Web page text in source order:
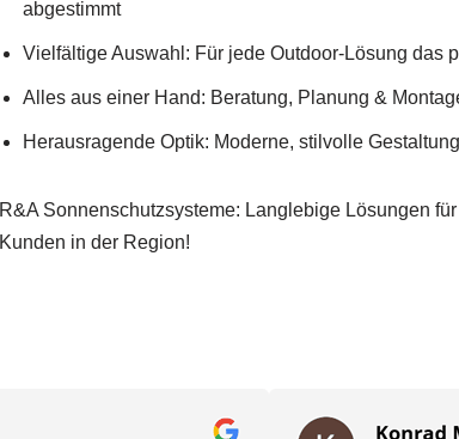
abgestimmt
Vielfältige Auswahl: Für jede Outdoor-Lösung das
Alles aus einer Hand: Beratung, Planung &
Herausragende Optik: Moderne, stilvolle
R&A Sonnenschutzsysteme: Langlebige Lösungen
Kunden in der Region!